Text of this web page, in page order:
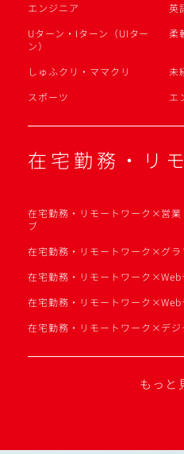
エンジニア
英
Uターン・Iターン（UIター
ン）
柔
しゅふクリ・ママクリ
未
スポーツ
エ
在宅勤務・リ
在宅勤務・リモートワーク×営業
ブ
在宅勤務・リモートワーク×グラ
在宅勤務・リモートワーク×Web
在宅勤務・リモートワーク×Web
在宅勤務・リモートワーク×デジ
もっと